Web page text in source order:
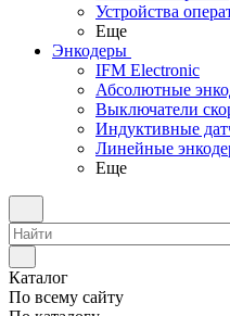
Устройства
Еще
Энкодеры
IFM Electronic
Абсолютные
Выключатели
Индуктивные
Линейные
Еще
Каталог
По всему сайту